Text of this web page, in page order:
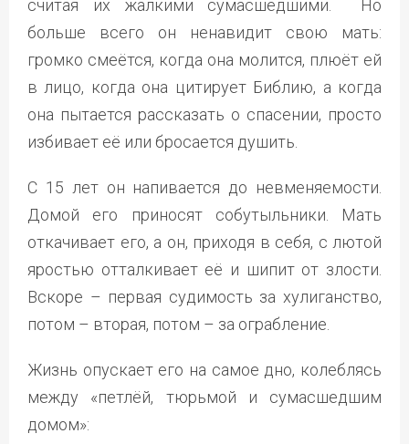
считая их жалкими сумасшедшими. Но
больше всего он ненавидит свою мать:
громко смеётся, когда она молится, плюёт ей
в лицо, когда она цитирует Библию, а когда
она пытается рассказать о спасении, просто
избивает её или бросается душить.
С 15 лет он напивается до невменяемости.
Домой его приносят собутыльники. Мать
откачивает его, а он, приходя в себя, с лютой
яростью отталкивает её и шипит от злости.
Вскоре – первая судимость за хулиганство,
потом – вторая, потом – за ограбление.
Жизнь опускает его на самое дно, колеблясь
между «петлёй, тюрьмой и сумасшедшим
домом»: